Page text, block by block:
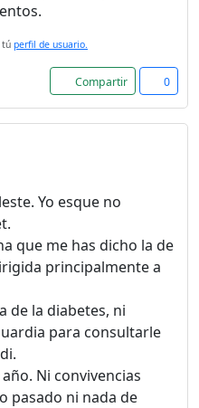
tú perfil de usuario.
Compartir 0
Yo esque no
que me has dicho la de
principalmente a
de la diabetes, ni
para consultarle
Ni convivencias
pasado ni nada de